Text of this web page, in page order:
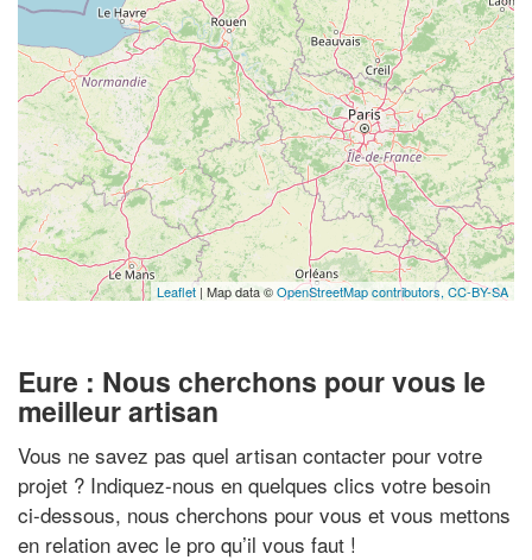
Leaflet | Map data ©OpenStreetMap contributors, CC-BY-SA
Eure : Nous cherchons pour vous le
meilleur artisan
Vous ne savez pas quel artisan contacter pour votre
projet ? Indiquez-nous en quelques clics votre besoin
ci-dessous, nous cherchons pour vous et vous mettons
en relation avec le pro qu’il vous faut !